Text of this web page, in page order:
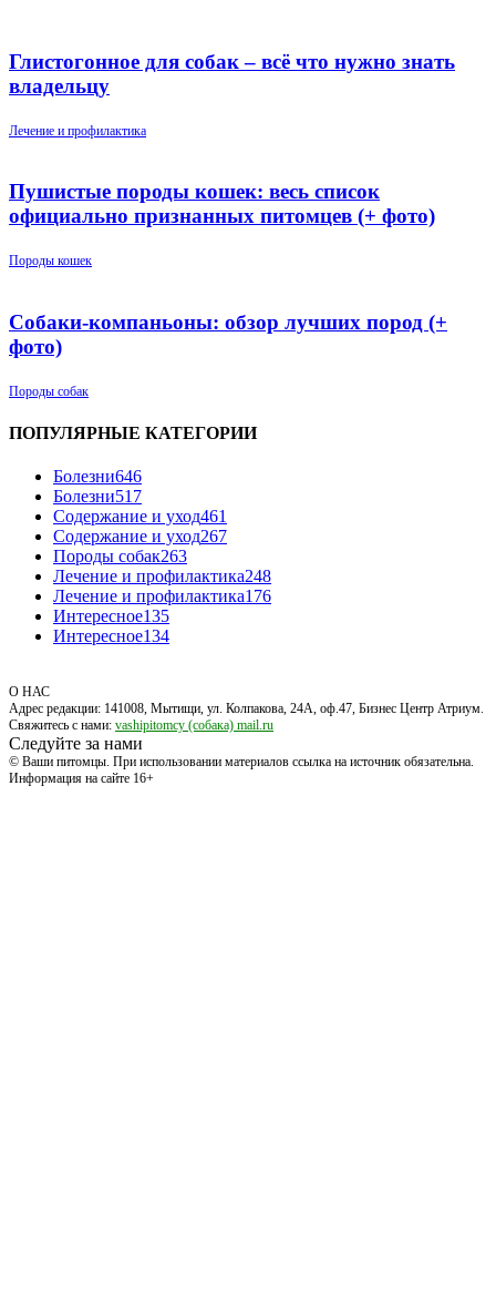
Глистогонное для собак – всё что нужно знать
владельцу
Лечение и профилактика
Пушистые породы кошек: весь список
официально признанных питомцев (+ фото)
Породы кошек
Собаки-компаньоны: обзор лучших пород (+
фото)
Породы собак
ПОПУЛЯРНЫЕ КАТЕГОРИИ
Болезни646
Болезни517
Содержание и уход461
Содержание и уход267
Породы собак263
Лечение и профилактика248
Лечение и профилактика176
Интересное135
Интересное134
О НАС
Адрес редакции: 141008, Мытищи, ул. Колпакова, 24А, оф.47, Бизнес Центр Атриум.
Свяжитесь с нами: vashipitomcy (собака) mail.ru
Следуйте за нами
© Ваши питомцы. При использовании материалов ссылка на источник обязательна.
Информация на сайте 16+